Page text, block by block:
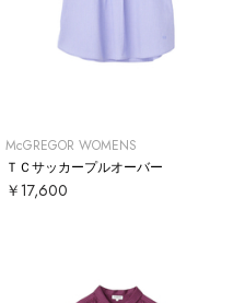
McGREGOR WOMENS
ＴＣサッカープルオーバー
￥17,600